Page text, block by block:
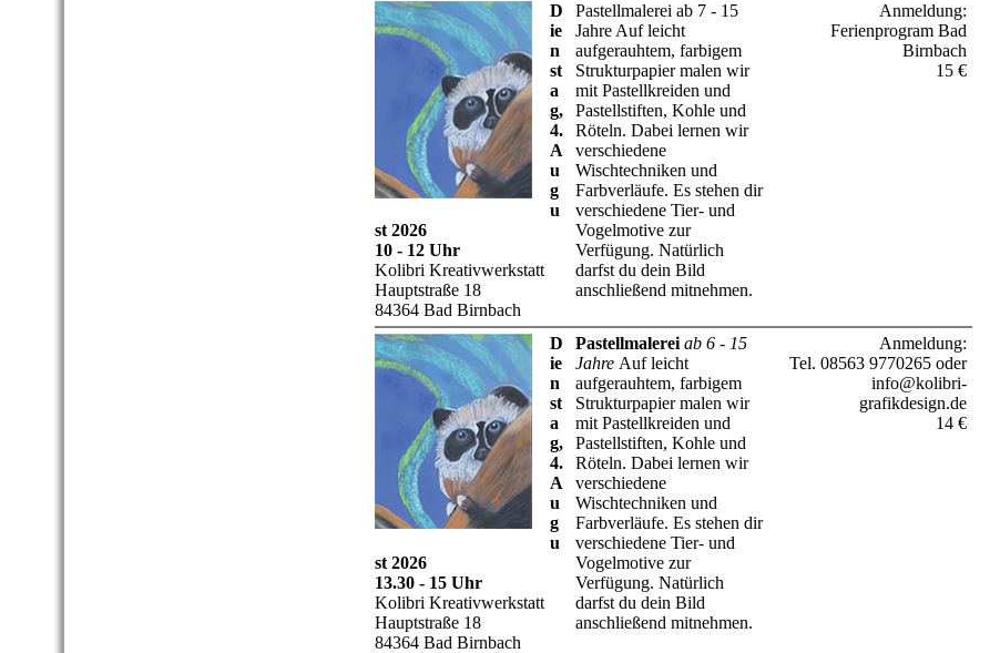
D
ie
n
st
a
g,
4.
A
u
g
u
st 2026
10 - 12 Uhr
Kolibri Kreativwerkstatt
Hauptstraße 18
84364 Bad Birnbach
Pastellmalerei ab 7 - 15
Jahre Auf leicht
aufgerauhtem, farbigem
Strukturpapier malen wir
mit Pastellkreiden und
Pastellstiften, Kohle und
Röteln. Dabei lernen wir
verschiedene
Wischtechniken und
Farbverläufe. Es stehen dir
verschiedene Tier- und
Vogelmotive zur
Verfügung. Natürlich
darfst du dein Bild
anschließend mitnehmen.
Anmeldung:
Ferienprogram Bad
Birnbach
15 €
D
ie
n
st
a
g,
4.
A
u
g
u
st 2026
13.30 - 15 Uhr
Kolibri Kreativwerkstatt
Hauptstraße 18
84364 Bad Birnbach
Pastellmalerei ab 6 - 15
Jahre Auf leicht
aufgerauhtem, farbigem
Strukturpapier malen wir
mit Pastellkreiden und
Pastellstiften, Kohle und
Röteln. Dabei lernen wir
verschiedene
Wischtechniken und
Farbverläufe. Es stehen dir
verschiedene Tier- und
Vogelmotive zur
Verfügung. Natürlich
darfst du dein Bild
anschließend mitnehmen.
Anmeldung:
Tel. 08563 9770265 oder
info@kolibri-
grafikdesign.de
14 €